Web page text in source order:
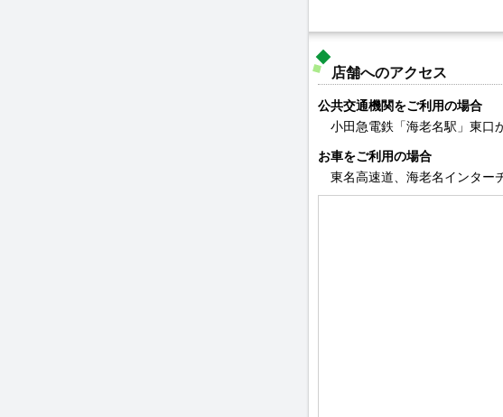
店舗へのアクセス
公共交通機関をご利用の場合
小田急電鉄「海老名駅」東口
お車をご利用の場合
東名高速道、海老名インター